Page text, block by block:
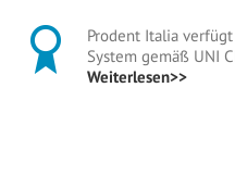
Prodent Italia
System gemäß UNI
Weiterlesen>>